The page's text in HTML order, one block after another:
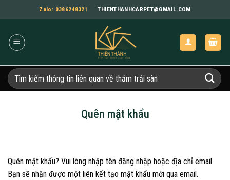
qua
dung
Zalo: 0386248321 THIENTHANHCARPET@GMAIL.COM
Tìm
kiếm:
Quên mật khẩu
Quên mật khẩu? Vui lòng nhập tên đăng nhập hoặc địa chỉ email.
Bạn sẽ nhận được một liên kết tạo mật khẩu mới qua email.